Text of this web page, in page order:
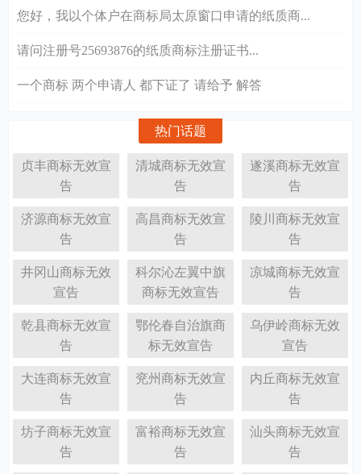
您好，我以个体户在商标局太原窗口申请的纸质商...
请问注册号25693876的纸质商标注册证书...
一个商标 两个申请人 都下证了 请给予 解答
热门话题
贞丰商标无效宣
告
清城商标无效宣
告
遂溪商标无效宣
告
济源商标无效宣
告
高昌商标无效宣
告
陵川商标无效宣
告
井冈山商标无效
宣告
科尔沁左翼中旗
商标无效宣告
凉城商标无效宣
告
乾县商标无效宣
告
鄂伦春自治旗商
标无效宣告
乌伊岭商标无效
宣告
大连商标无效宣
告
兖州商标无效宣
告
内丘商标无效宣
告
坊子商标无效宣
告
富裕商标无效宣
告
汕头商标无效宣
告